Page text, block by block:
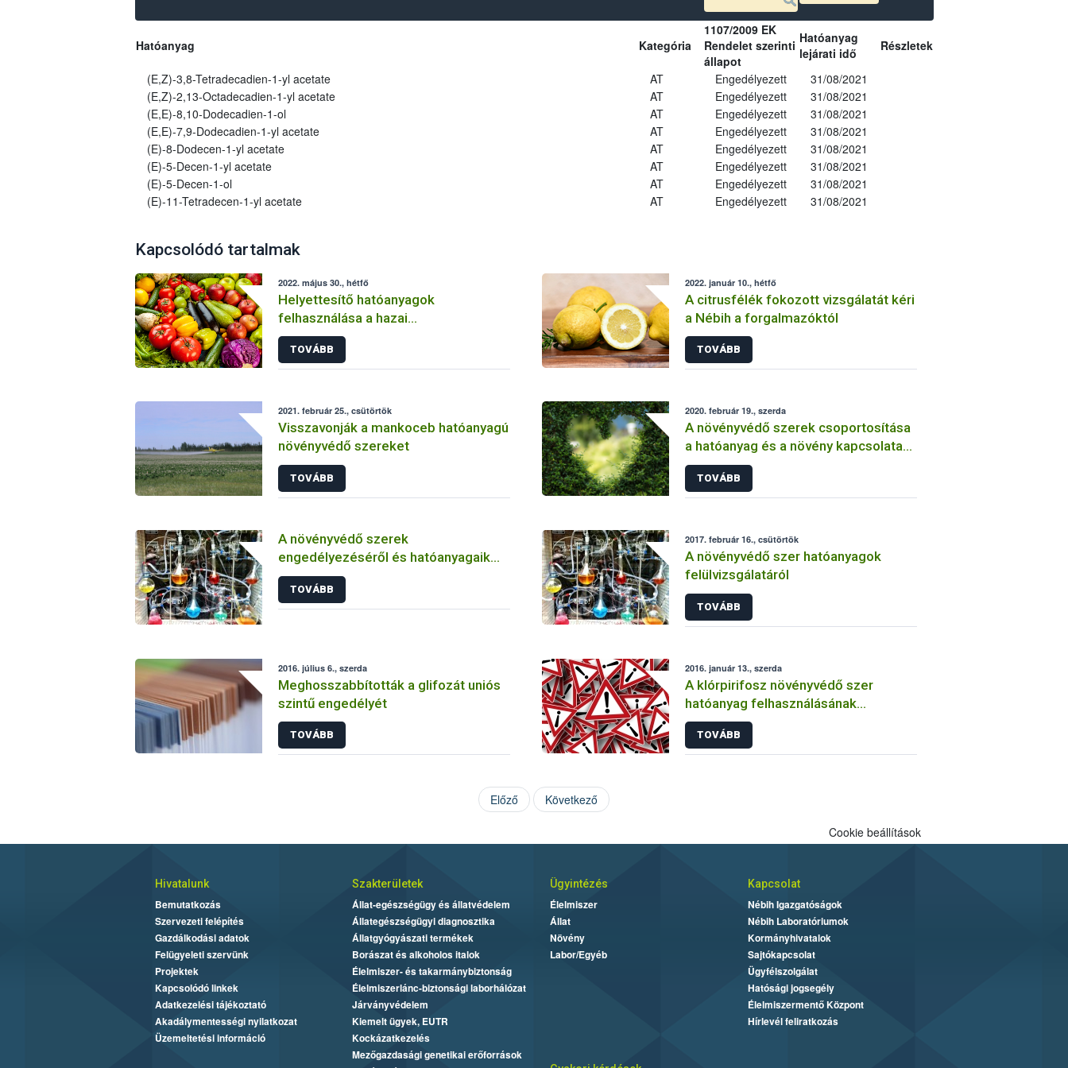
Hatóanyag Kategória
1107/2009 EK
Rendelet szerinti
állapot
Hatóanyag
lejárati idő
Részletek
(E,Z)-3,8-Tetradecadien-1-yl acetate AT Engedélyezett
31/08/2021
(E,Z)-2,13-Octadecadien-1-yl acetate
AT Engedélyezett
31/08/2021
(E,E)-8,10-Dodecadien-1-ol
AT Engedélyezett
31/08/2021
(E,E)-7,9-Dodecadien-1-yl acetate
AT Engedélyezett
31/08/2021
(E)-8-Dodecen-1-yl acetate
AT Engedélyezett
31/08/2021
(E)-5-Decen-1-yl acetate
AT Engedélyezett
31/08/2021
(E)-5-Decen-1-ol
AT Engedélyezett
31/08/2021
(E)-11-Tetradecen-1-yl acetate
AT Engedélyezett 31/08/2021
Kapcsolódó tartalmak
2022. május 30., hétfő
Helyettesítő hatóanyagok
felhasználása a hazai
növényvédelemben
TOVÁBB
2022. január 10., hétfő
A citrusfélék fokozott vizsgálatát kéri
a Nébih a forgalmazóktól
TOVÁBB
2021. február 25., csütörtök
Visszavonják a mankoceb hatóanyagú
növényvédő szereket
TOVÁBB
2020. február 19., szerda
A növényvédő szerek csoportosítása
a hatóanyag és a növény kapcsolata
szerint
TOVÁBB
A növényvédő szerek
engedélyezéséről és hatóanyagaik
vizsgálatáról
TOVÁBB
2017. február 16., csütörtök
A növényvédő szer hatóanyagok
felülvizsgálatáról
TOVÁBB
2016. július 6., szerda
Meghosszabbították a glifozát uniós
szintű engedélyét
TOVÁBB
2016. január 13., szerda
A klórpirifosz növényvédő szer
hatóanyag felhasználásának
korlátozása
TOVÁBB
Előző Következő
Cookie beállítások
Hivatalunk
Bemutatkozás
Szervezeti felépítés
Gazdálkodási adatok
Felügyeleti szervünk
Projektek
Kapcsolódó linkek
Adatkezelési tájékoztató
Akadálymentességi nyilatkozat
Üzemeltetési információ
Szakterületek
Állat-egészségügy és állatvédelem
Állategészségügyi diagnosztika
Állatgyógyászati termékek
Borászat és alkoholos italok
Élelmiszer- és takarmánybiztonság
Élelmiszerlánc-biztonsági laborhálózat
Járványvédelem
Kiemelt ügyek, EUTR
Kockázatkezelés
Mezőgazdasági genetikai erőforrások
Ügyintézés
Élelmiszer
Állat
Növény
Labor/Egyéb
Kapcsolat
Nébih Igazgatóságok
Nébih Laboratóriumok
Kormányhivatalok
Sajtókapcsolat
Ügyfélszolgálat
Hatósági jogsegély
Élelmiszermentő Központ
Hírlevél feliratkozás